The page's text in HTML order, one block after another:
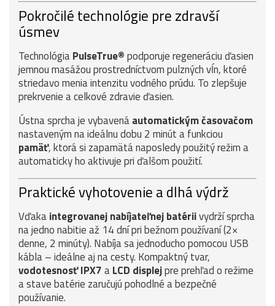
Pokročilé technológie pre zdravší
úsmev
TechnológiaPulseTrue®podporuje regeneráciu ďasien
jemnou masážou prostredníctvom pulzných vĺn, ktoré
striedavo menia intenzitu vodného prúdu. To zlepšuje
prekrvenie a celkové zdravie ďasien.
Ústna sprcha je vybavenáautomatickým časovačom
nastaveným na ideálnu dobu 2 minút a funkciou
pamäť, ktorá si zapamätá naposledy použitý režim a
automaticky ho aktivuje pri ďalšom použití.
Praktické vyhotovenie a dlhá výdrž
Vďakaintegrovanej nabíjateľnej batériivydrží sprcha
na jedno nabitie až 14 dní pri bežnom používaní (2×
denne, 2 minúty). Nabíja sa jednoducho pomocou USB
kábla – ideálne aj na cesty. Kompaktný tvar,
vodotesnosť IPX7aLCD displejpre prehľad o režime
a stave batérie zaručujú pohodlné a bezpečné
používanie.